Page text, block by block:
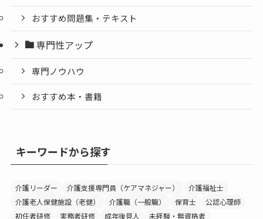
おすすめ問題集・テキスト
専門性アップ
専門ノウハウ
おすすめ本・書籍
キーワードから探す
介護リーダー 介護支援専門員（ケアマネジャー）
介護福祉士
介護老人保健施設（老健）
介護職（一般職） 保育士
公認心理師
初任者研修
実務者研修 成年後見人
未経験・無資格者